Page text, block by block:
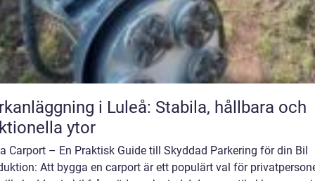
i Luleå: Stabila, hållbara och
ytor
Carport – En Praktisk Guide till Skyddad Parkering för din Bil
Att bygga en carport är ett populärt val för